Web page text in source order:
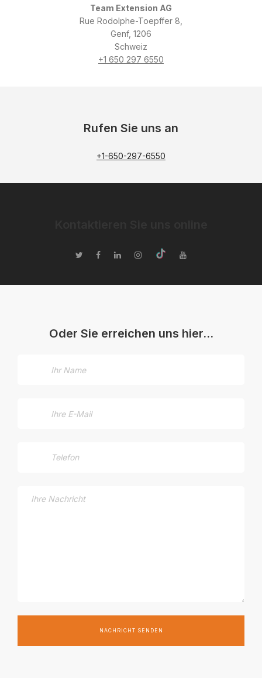
Team Extension AG
Rue Rodolphe-Toepffer 8,
Genf, 1206
Schweiz
+1 650 297 6550
Rufen Sie uns an
+1-650-297-6550
Oder Sie erreichen uns hier…
NACHRICHT SENDEN